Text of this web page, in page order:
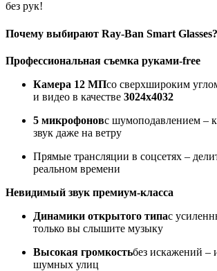
без рук!
Почему выбирают Ray-Ban Smart Glasses?
Профессиональная съемка руками-free
Камера 12 МПсо сверхшироким
и видео в качестве 3024x4032
5 микрофоновс шумоподавлением –
звук даже на ветру
Прямые трансляции в соцсетях –
реальном времени
Невидимый звук премиум-класса
Динамики открытого типас
только вы слышите музыку
Высокая громкостьбез искажений –
шумных улиц